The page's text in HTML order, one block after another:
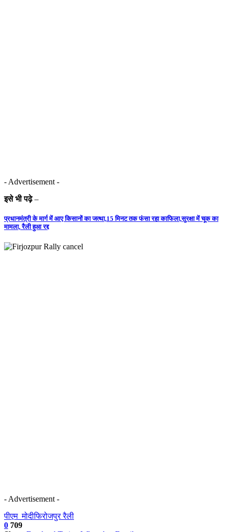
- Advertisement -
इसे भी पढ़े–
प्रधानमंत्री के मार्ग में आए किसानों का जत्था,15 मिनट तक फंसा रहा काफिला,सुरक्षा में चूक का
मामला, रैली हुआ रद्द
- Advertisement -
पीएम_मोदीफिरोजपुर रैली
0 709